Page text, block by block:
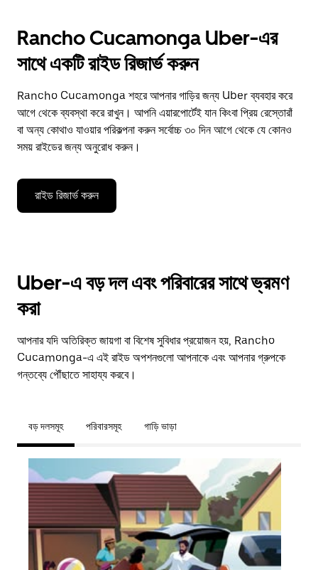
Rancho Cucamonga Uber-এর
সাথে একটি রাইড রিজার্ভ করুন
Rancho Cucamonga শহরে আপনার গাড়ির জন্য Uber ব্যবহার করে
আগে থেকে ব্যবস্থা করে রাখুন। আপনি এয়ারপোর্টেই যান কিংবা প্রিয় রেস্তোরাঁ
বা অন্য কোথাও যাওয়ার পরিকল্পনা করুন সর্বোচ্চ ৩০ দিন আগে থেকে যে কোনও
সময় রাইডের জন্য অনুরোধ করুন।
রাইড রিজার্ভ করুন
Uber-এ বড় দল এবং পরিবারের সাথে ভ্রমণ
করা
আপনার যদি অতিরিক্ত জায়গা বা বিশেষ সুবিধার প্রয়োজন হয়, Rancho
Cucamonga-এ এই রাইড অপশনগুলো আপনাকে এবং আপনার গ্রুপকে
গন্তব্যে পৌঁছাতে সাহায্য করবে।
বড় দলসমূহ পরিবারসমূহ গাড়ি ভাড়া